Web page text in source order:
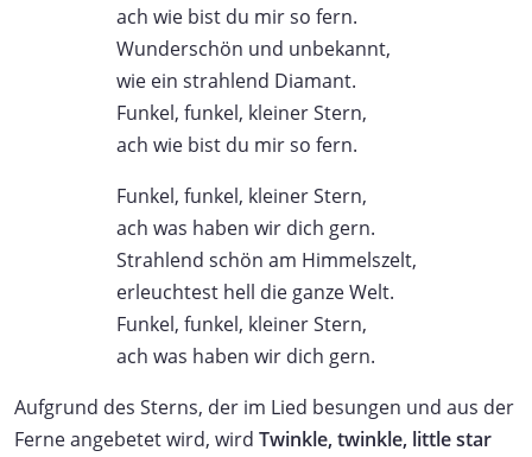
ach wie bist du mir so fern.
Wunderschön und unbekannt,
wie ein strahlend Diamant.
Funkel, funkel, kleiner Stern,
ach wie bist du mir so fern.
Funkel, funkel, kleiner Stern,
ach was haben wir dich gern.
Strahlend schön am Himmelszelt,
erleuchtest hell die ganze Welt.
Funkel, funkel, kleiner Stern,
ach was haben wir dich gern.
Aufgrund des Sterns, der im Lied besungen und aus der
Ferne angebetet wird, wird Twinkle, twinkle, little star